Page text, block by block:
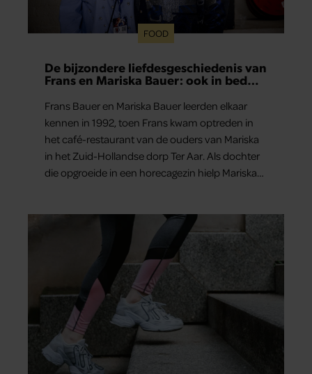
FOOD
De bijzondere liefdesgeschiedenis van
Frans en Mariska Bauer: ook in bed
Frans Bauer en Mariska Bauer leerden elkaar
kennen in 1992, toen Frans kwam optreden in
het café-restaurant van de ouders van Mariska
in het Zuid-Hollandse dorp Ter Aar. Als dochter
die opgroeide in een horecagezin hielp Mariska